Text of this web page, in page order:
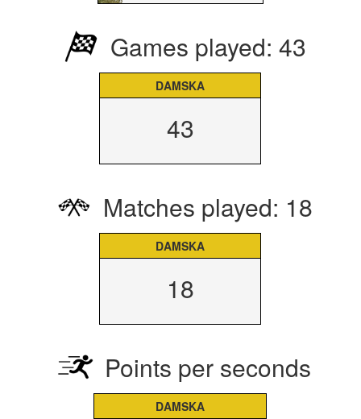
Games played: 43
DAMSKA
43
Matches played: 18
DAMSKA
18
Points per seconds
DAMSKA